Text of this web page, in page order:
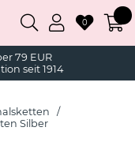
79 EUR
seit 1914
0
Silber